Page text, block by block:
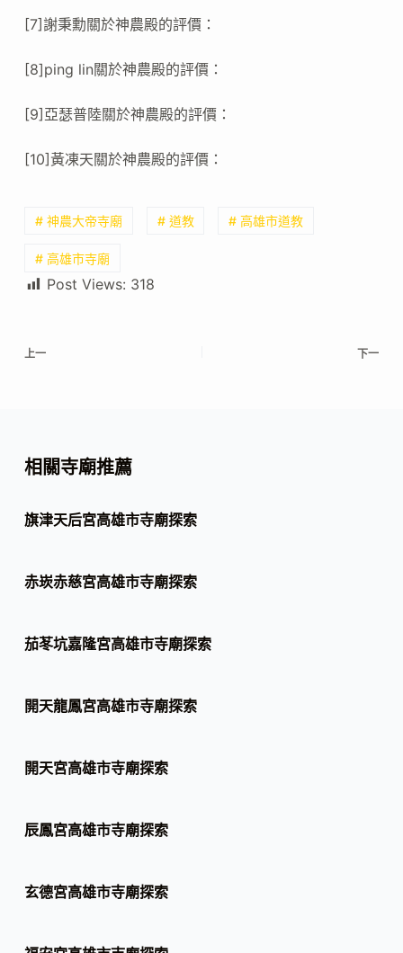
[7]謝秉勳關於神農殿的評價：
[8]ping lin關於神農殿的評價：
[9]亞瑟普陸關於神農殿的評價：
[10]黃凍天關於神農殿的評價：
# 神農大帝寺廟 # 道教 # 高雄市道教
# 高雄市寺廟
Post Views: 318
上一 下一
相關寺廟推薦
旗津天后宮高雄市寺廟探索
赤崁赤慈宮高雄市寺廟探索
茄苳坑嘉隆宮高雄市寺廟探索
開天龍鳳宮高雄市寺廟探索
開天宮高雄市寺廟探索
辰鳳宮高雄市寺廟探索
玄德宮高雄市寺廟探索